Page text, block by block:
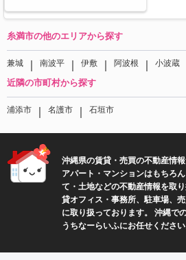
糸満市の他のエリアから探す
兼城 ｜ 南波平 ｜ 伊敷 ｜ 阿波根 ｜ 小波蔵
近隣の市町村から探す
浦添市 ｜ 名護市 ｜ 石垣市
沖縄県の賃貸・売買の不動産情
アパート・マンションはもちろ
て・土地などの不動産情報を取
貸オフィス・事務所、駐車場、
に取り扱っております。 沖縄で
うちなーらいふにお任せください